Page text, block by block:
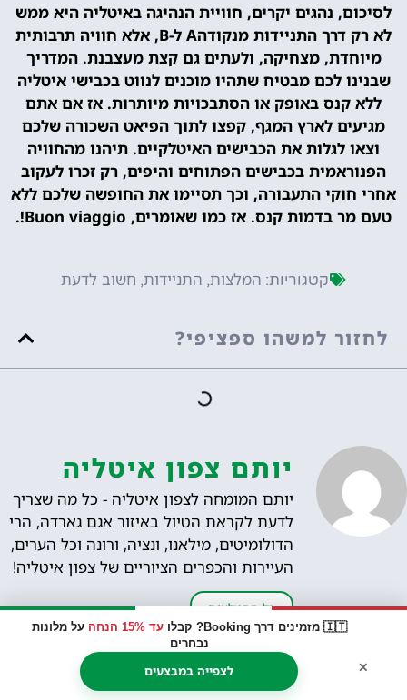
🇮🇹 מזמינים דרך Booking? קבלו עד 15% הנחה
על מלונות
נבחרים
לצפייה במבצעים ×
לסיכום, נהגים יקרים, חוויית הנהיגה באיטליה היא ממש
לא רק דרך התניידות מנקודהA ל-B, אלא חוויה תרבותית
מיוחדת, מצחיקה, ולעתים גם קצת מעצבנת. המדריך
שבנינו לכם מבטיח שתהיו מוכנים לנווט בכבישי איטליה
ללא קנס באופק או הסתבכויות מיותרות. אז אם אתם
מגיעים לארץ המגף, קפצו לתוך הפיאט השכורה שלכם
וצאו לגלות את הכבישים האיטלקיים. תיהנו מהחוויה
הפנוראמית בכבישים הפתוחים והיפים, רק זכרו לעקוב
אחרי חוקי התעבורה, וכך תסיימו את החופשה שלכם ללא
טעם מר בדמות קנס. אז כמו שאומרים, Buon viaggio!.
קטגוריות: המלצות, התניידות, חשוב לדעת
לחזור למשהו ספציפי?
יותם צפון איטליה
יותם המומחה לצפון איטליה - כל מה שצריך
לדעת לקראת הטיול באיזור אגם גארדה, הרי
הדולומיטים, מילאנו, ונציה, ורונה וכל הערים,
העיירות והכפרים הציוריים של צפון איטליה!
כל ההמלצות